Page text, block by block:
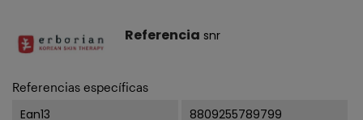
Referencia snr
Referencias específicas
Ean13 8809255789799